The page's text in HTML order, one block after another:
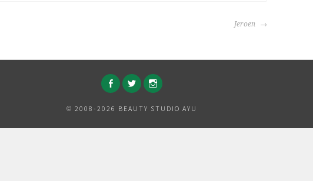
Jeroen
© 2008-2026 BEAUTY STUDIO AYU